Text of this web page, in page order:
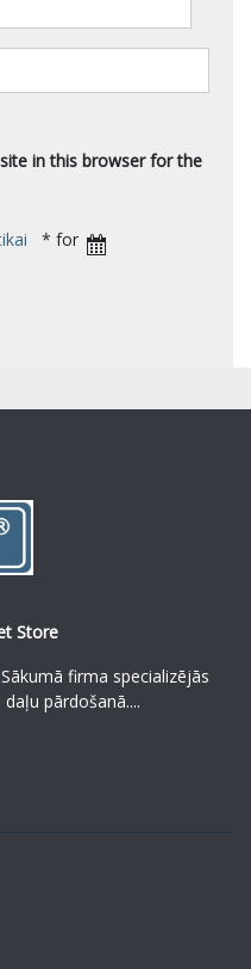
in this browser for the
* for
Store
firma specializējās
pārdošanā....